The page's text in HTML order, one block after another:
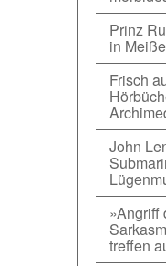
Prinz
in
Frisch
John
»Angriff
treffen